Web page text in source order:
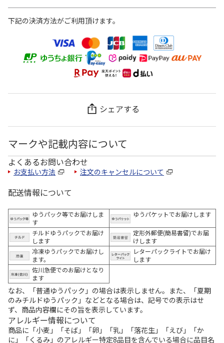
下記の決済方法がご利用頂けます。
シェアする
マークや記載内容について
よくあるお問い合わせ
お支払い方法 注文のキャンセルについて
配送情報について
ゆうパック等でお届けしま
す
ゆうパケットでお届けします
チルドゆうパックでお届け
します
定形外郵便(簡易書留)でお届
けします
冷凍ゆうパックでお届けし
ます。
レターパックライトでお届け
します
佐川急便でのお届けとなり
ます
なお、「普通ゆうパック」の場合は表示しません。また、「夏期
のみチルドゆうパック」などとなる場合は、記号での表示はせ
ず、商品内容欄にその旨を表示しています。
アレルギー情報について
商品に「小麦」「そば」「卵」「乳」「落花生」「えび」「か
に」「くるみ」のアレルギー特定8品目を含んでいる場合に品目名